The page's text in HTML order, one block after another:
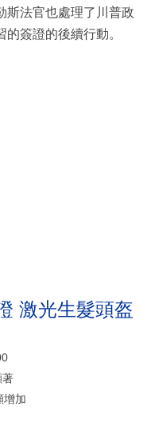
斯法官也處理了川普政
簽證的後續行動。
激光生髮頭盔
著
增加